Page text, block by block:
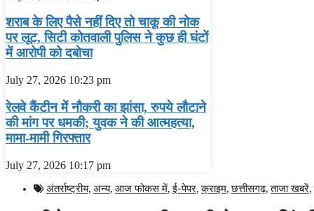
शराब के लिए पैसे नहीं दिए तो चाकू की नोक
पर लूट, सिटी कोतवाली पुलिस ने कुछ ही घंटों
में आरोपी को दबोचा
July 27, 2026 10:23 pm
रेलवे कैंटीन में नौकरी का झांसा, रुपये लौटाने
की मांग पर धमकी; युवक ने की आत्महत्या,
मामा-मामी गिरफ्तार
July 27, 2026 10:17 pm
अंतर्राष्ट्रीय, अन्य, आज फोकस में,ई-पेपर,क्राइम,छत्तीसगढ़,ताजा खबरें,